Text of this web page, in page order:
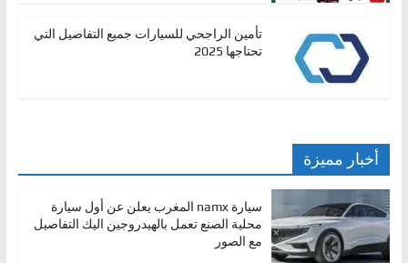
تأمين الراجحي للسيارات جميع التفاصيل التي
تحتاجها 2025
أخبار مميزة
سيارة namx المغرب يعلن عن أول سيارة
محلية الصنع تعمل بالهيدروجين اليك التفاصيل
مع الصور